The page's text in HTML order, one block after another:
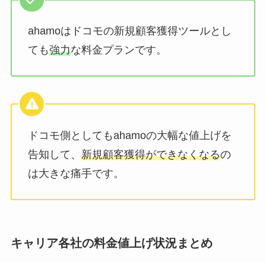
ahamoはドコモの新規顧客獲得ツールとし
ても強力な料金プランです。
ドコモ側としてもahamoの大幅な値上げを
告知して、 新規顧客獲得ができなくなるの
は大きな痛手です。
キャリア各社の料金値上げ状況まとめ